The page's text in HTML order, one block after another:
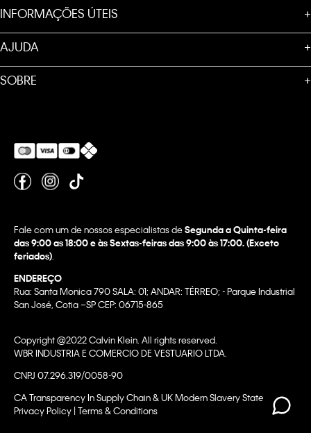
INFORMAÇÕES ÚTEIS +
AJUDA +
SOBRE +
Fale com um de nossos especialistas deSegunda a Quinta-feira
das 9:00 as 18:00 e às Sextas-feiras das 9:00 às 17:00. (Exceto
feriados)
ENDEREÇO
Rua: Santa Monica 790 SALA: 01; ANDAR: TÉRREO; - Parque Industrial
San José, Cotia –SP CEP: 06715-865
Copyright @2022 Calvin Klein. All rights reserved.
WBR INDUSTRIA E COMERCIO DE VESTUARIO LTDA.
CNPJ 07.296.319/0058-90
CA Transparency In Supply Chain & UK Modern Slavery Statement |
Privacy Policy | Terms & Conditions